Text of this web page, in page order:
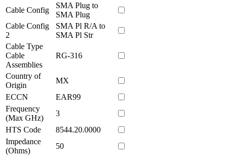
Cable Config
SMA Plug to
SMA Plug
Cable Config
2
SMA Pl R/A to
SMA Pl Str
Cable Type
Cable
Assemblies
RG-316
Country of
Origin
MX
ECCN
EAR99
Frequency
(Max GHz)
3
HTS Code
8544.20.0000
Impedance
(Ohms)
50